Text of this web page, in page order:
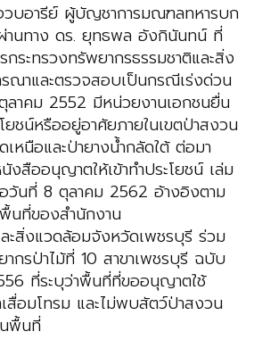
บอารีย์ ผู้บัญชาการมณฑลทหารบก
านทาง ดร. ยุทธพล อังกินันทน์ ที่
กระทรวงทรัพยากรธรรมชาติและสิ่ง
ณาและตรวจสอบเป็นกรณีเร่งด่วน
าคม 2552 มีหน่วยงานเอกชนยื่น
ยชน์หรืออยู่อาศัยภายในเขตป่าสงวน
เหนือและป่ายางน้ำกลัดใต้ ต่อมา
สืออนุญาตให้เข้าทำประโยชน์ เล่ม
วันที่ 8 ตุลาคม 2562 อ้างอิงตาม
นที่ของสำนักงาน
ะสิ่งแวดล้อมจังหวัดเพชรบุรี ร่วม
กรป่าไม้ที่ 10 สาขาเพชรบุรี ฉบับ
ที่ระบุว่าพื้นที่ที่ขออนุญาตใช้
สื่อมโทรม และไม่พบสัตว์ป่าสงวน
พื้นที่